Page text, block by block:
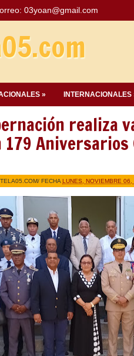
03yoan@gmail.com
» INTERNACIONALES
realiza
179
/ FECHA LUNES, NOVIEMBRE 06,